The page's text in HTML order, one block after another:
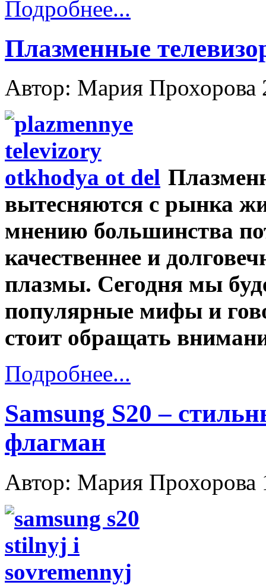
Подробнее...
Плазменные
Автор: Мария Прохорова
вытесняются с рынка
мнению большинства
качественнее и
плазмы. Сегодня мы
популярные мифы и
стоит обращать
Подробнее...
Samsung S20 –
флагман
Автор: Мария Прохорова